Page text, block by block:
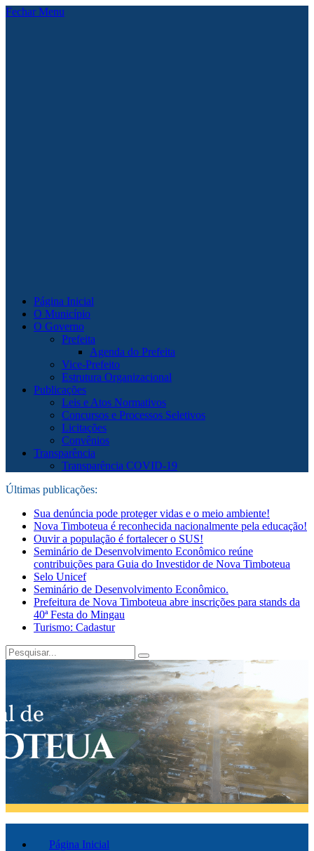
Fechar Menu
Página Inicial
O Município
O Governo
Prefeita
Agenda do Prefeita
Vice-Prefeito
Estrutura Organizacional
Publicações
Leis e Atos Normativos
Concursos e Processos Seletivos
Licitações
Convênios
Transparência
Transparência COVID-19
Últimas publicações:
Sua denúncia pode proteger vidas e o meio ambiente!
Nova Timboteua é reconhecida nacionalmente pela educação!
Ouvir a população é fortalecer o SUS!
Seminário de Desenvolvimento Econômico reúne
contribuições para Guia do Investidor de Nova Timboteua
Selo Unicef
Seminário de Desenvolvimento Econômico.
Prefeitura de Nova Timboteua abre inscrições para stands da
40ª Festa do Mingau
Turismo: Cadastur
Página Inicial